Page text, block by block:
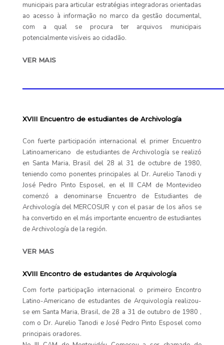
municipais para articular estratégias integradoras orientadas
ao acesso à informação no marco da gestão documental,
com a qual se procura ter arquivos municipais
potencialmente visíveis ao cidadão.
VER MAIS
XVIII Encuentro de estudiantes de Archivología
Con fuerte participación internacional el primer Encuentro
Latinoamericano de estudiantes de Archivología se realizó
en Santa Maria, Brasil del 28 al 31 de octubre de 1980,
teniendo como ponentes principales al Dr. Aurelio Tanodi y
José Pedro Pinto Esposel, en el III CAM de Montevideo
comenzó a denominarse Encuentro de Estudiantes de
Archivología del MERCOSUR y con el pasar de los años se
ha convertido en el más importante encuentro de estudiantes
de Archivología de la región.
VER MAS
XVIII Encontro de estudantes de Arquivología
Com forte participação internacional o primeiro Encontro
Latino-Americano de estudantes de Arquivología realizou-
se em Santa Maria, Brasil, de 28 a 31 de outubro de 1980 ,
com o Dr. Aurelio Tanodi e José Pedro Pinto Esposel como
principais oradores.